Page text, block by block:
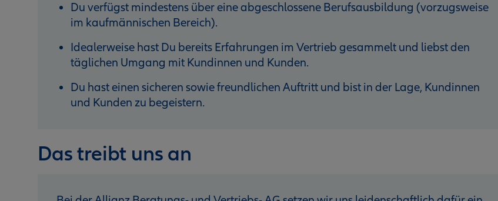
Du verfügst mindestens über eine abgeschlossene Berufsausbildung (vorzugsweise
im kaufmännischen Bereich).
Idealerweise hast Du bereits Erfahrungen im Vertrieb gesammelt und liebst den
täglichen Umgang mit Kundinnen und Kunden.
Du hast einen sicheren sowie freundlichen Auftritt und bist in der Lage, Kundinnen
und Kunden zu begeistern.
Das treibt uns an